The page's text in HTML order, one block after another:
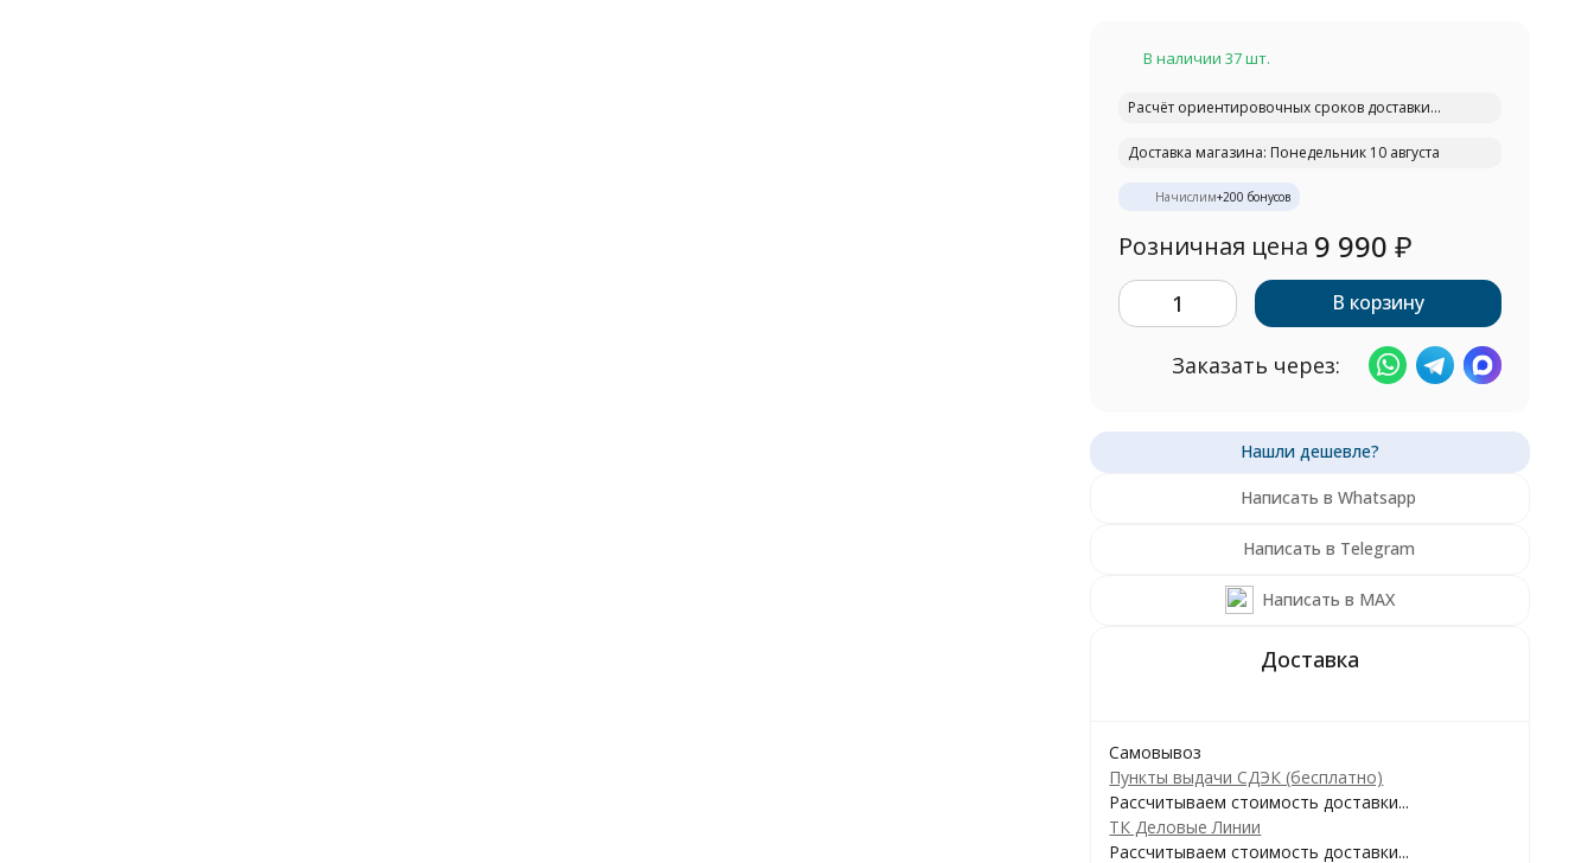
В наличии 37 шт.
Расчёт ориентировочных сроков доставки...
Доставка магазина: Понедельник 10 августа
Начислим+200 бонусов
Розничная цена 9 990₽
В корзину
Заказать через:
Написать в Whatsapp
Написать в Telegram
Написать в MAX
Самовывоз
Пункты выдачи СДЭК (бесплатно)
Рассчитываем стоимость доставки...
ТК Деловые Линии
Рассчитываем стоимость доставки...